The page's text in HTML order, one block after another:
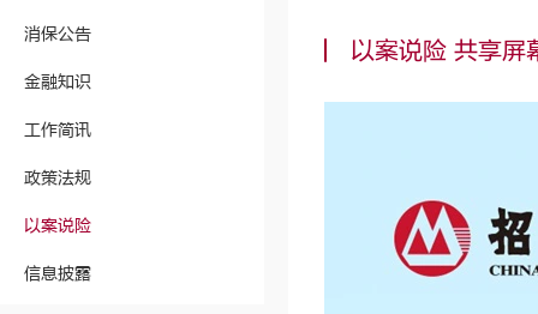
消保公告
金融知识
工作简讯
政策法规
以案说险
信息披露
以案说险 共享屏